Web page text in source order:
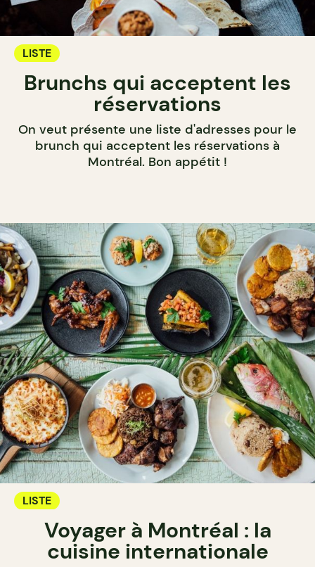
LISTE
Brunchs qui acceptent les
réservations
On veut présente une liste d'adresses pour le
brunch qui acceptent les réservations à
Montréal. Bon appétit !
LISTE
Voyager à Montréal : la
cuisine internationale